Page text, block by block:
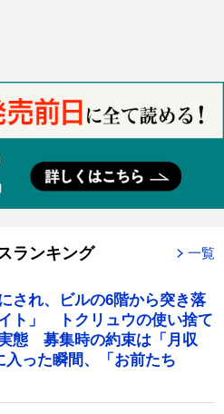
ランキング 一覧
され、ビルの6階から突き落
ト」 トクリュウの使い捨て
態 募集時の約束は「月収
入った瞬間、「お前たち